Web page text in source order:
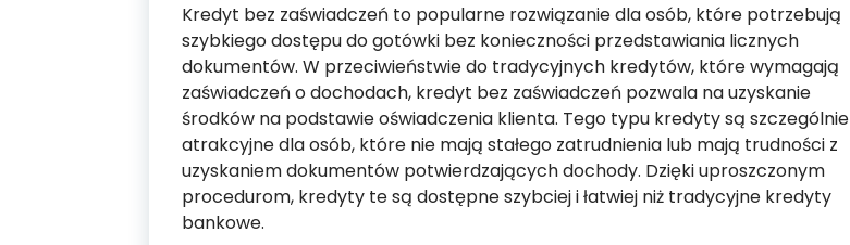
Kredyt bez zaświadczeń to popularne rozwiązanie dla osób, które potrzebują
szybkiego dostępu do gotówki bez konieczności przedstawiania licznych
dokumentów. W przeciwieństwie do tradycyjnych kredytów, które wymagają
zaświadczeń o dochodach, kredyt bez zaświadczeń pozwala na uzyskanie
środków na podstawie oświadczenia klienta. Tego typu kredyty są szczególnie
atrakcyjne dla osób, które nie mają stałego zatrudnienia lub mają trudności z
uzyskaniem dokumentów potwierdzających dochody. Dzięki uproszczonym
procedurom, kredyty te są dostępne szybciej i łatwiej niż tradycyjne kredyty
bankowe.